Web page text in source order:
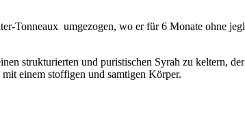
Tonneaux umgezogen, wo er für 6 Monate ohne
strukturierten und puristischen Syrah zu keltern,
einem stoffigen und samtigen Körper.